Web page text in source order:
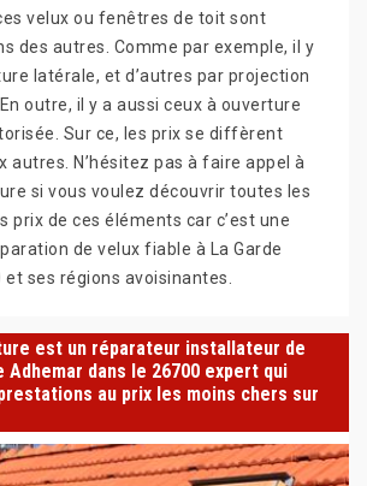
velux ou fenêtres de toit sont
des autres. Comme par exemple, il y
latérale, et d’autres par projection
outre, il y a aussi ceux à ouverture
Sur ce, les prix se diffèrent
autres. N’hésitez pas à faire appel à
si vous voulez découvrir toutes les
prix de ces éléments car c’est une
de velux fiable à La Garde
ses régions avoisinantes.
est un réparateur installateur de
Adhemar dans le 26700 expert qui
au prix les moins chers sur